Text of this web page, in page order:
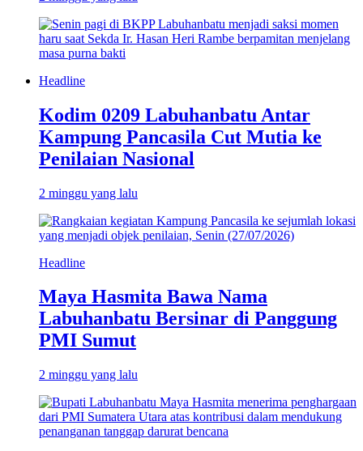
Headline
Kodim 0209 Labuhanbatu Antar
Kampung Pancasila Cut Mutia ke
Penilaian Nasional
2 minggu yang lalu
Headline
Maya Hasmita Bawa Nama
Labuhanbatu Bersinar di Panggung
PMI Sumut
2 minggu yang lalu